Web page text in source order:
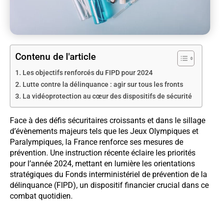
Contenu de l'article
Les objectifs renforcés du FIPD pour 2024
Lutte contre la délinquance : agir sur tous les fronts
La vidéoprotection au cœur des dispositifs de sécurité
Face à des défis sécuritaires croissants et dans le sillage
d’évènements majeurs tels que les Jeux Olympiques et
Paralympiques, la France renforce ses mesures de
prévention. Une instruction récente éclaire les priorités
pour l’année 2024, mettant en lumière les orientations
stratégiques du Fonds interministériel de prévention de la
délinquance (FIPD), un dispositif financier crucial dans ce
combat quotidien.